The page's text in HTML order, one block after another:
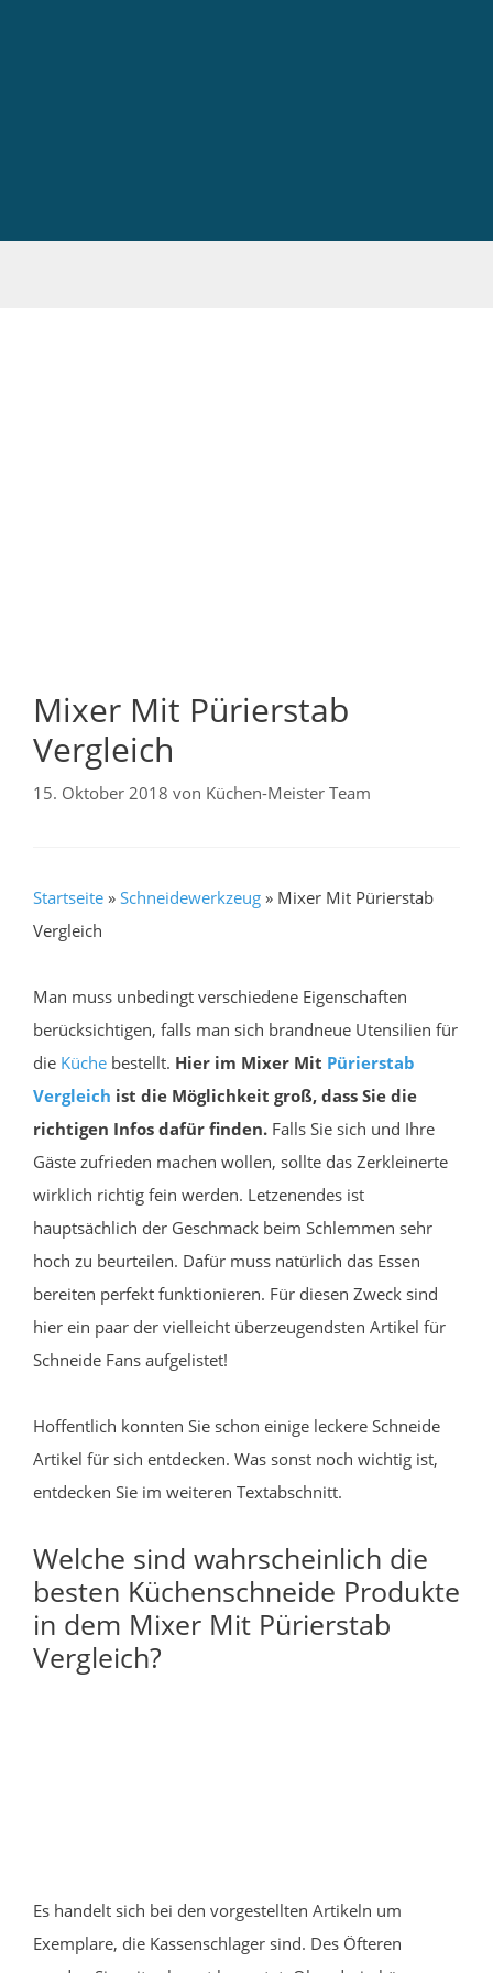
Mixer Mit Pürierstab
Vergleich
15. Oktober 2018 von Küchen-Meister Team
Startseite » Schneidewerkzeug » Mixer Mit Pürierstab
Vergleich
Man muss unbedingt verschiedene Eigenschaften
berücksichtigen, falls man sich brandneue Utensilien für
die Küche bestellt. Hier im Mixer Mit Pürierstab
Vergleich ist die Möglichkeit groß, dass Sie die
richtigen Infos dafür finden. Falls Sie sich und Ihre
Gäste zufrieden machen wollen, sollte das Zerkleinerte
wirklich richtig fein werden. Letzenendes ist
hauptsächlich der Geschmack beim Schlemmen sehr
hoch zu beurteilen. Dafür muss natürlich das Essen
bereiten perfekt funktionieren. Für diesen Zweck sind
hier ein paar der vielleicht überzeugendsten Artikel für
Schneide Fans aufgelistet!
Hoffentlich konnten Sie schon einige leckere Schneide
Artikel für sich entdecken. Was sonst noch wichtig ist,
entdecken Sie im weiteren Textabschnitt.
Welche sind wahrscheinlich die
besten Küchenschneide Produkte
in dem Mixer Mit Pürierstab
Vergleich?
Es handelt sich bei den vorgestellten Artikeln um
Exemplare, die Kassenschlager sind. Des Öfteren